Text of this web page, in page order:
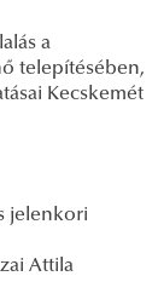
a
telepítésében,
Kecskemét
jelenkori
Attila